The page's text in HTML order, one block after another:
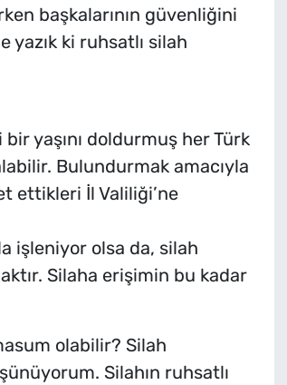
başkalarının güvenliğini
ki ruhsatlı silah
bir yaşını doldurmuş her Türk
Bulundurmak amacıyla
ettikleri İl Valiliği’ne
işleniyor olsa da, silah
Silaha erişimin bu kadar
olabilir? Silah
Silahın ruhsatlı